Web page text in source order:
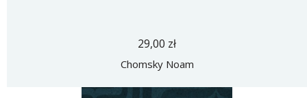
29,00 zł
Chomsky Noam